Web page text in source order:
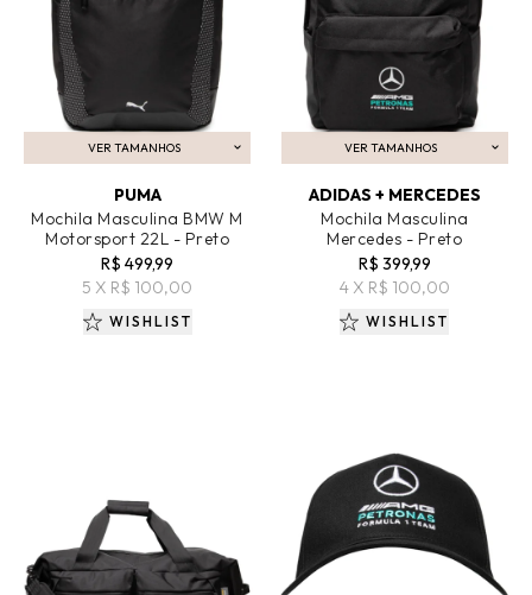
VER TAMANHOS
ADICIONAR AO CARRINHO
PUMA
Mochila Masculina BMW M
Motorsport 22L - Preto
R$ 499,99
5 X R$ 100,00
WISHLIST
VER TAMANHOS
ADICIONAR AO CARRINHO
ADIDAS + MERCEDES
Mochila Masculina
Mercedes - Preto
R$ 399,99
4 X R$ 100,00
WISHLIST